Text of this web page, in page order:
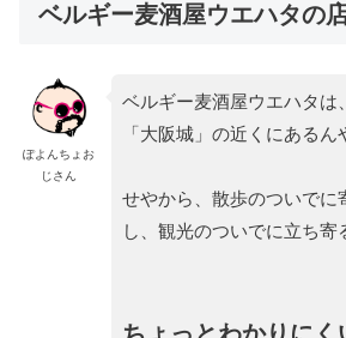
ベルギー麦酒屋ウエハタの
ぽよんちょお
じさん
ベルギー麦酒屋ウエハタは
「大阪城」の近くにあるん
せやから、散歩のついでに
し、観光のついでに立ち寄